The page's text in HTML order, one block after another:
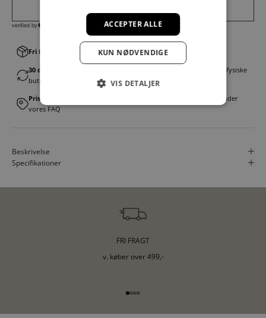
Fri fragt v. køb over 499,00 kr.│Levering 1-3 hverdage
30 dages fortrydelsesret
│Byt eller returner gratis i en af vores fysiske
butikker
Prismatch
│Vi tilbyder landsdækkende prisgaranti. Læs mere under
vores FAQ
Beskrivelse
Specifikationer
FRI FRAGT
v. køber over 499,-
Gå til element 1
Gå til element 2
Gå til element 3
Gå til element 4
ACCEPTER ALLE
KUN NØDVENDIGE
VIS DETALJER